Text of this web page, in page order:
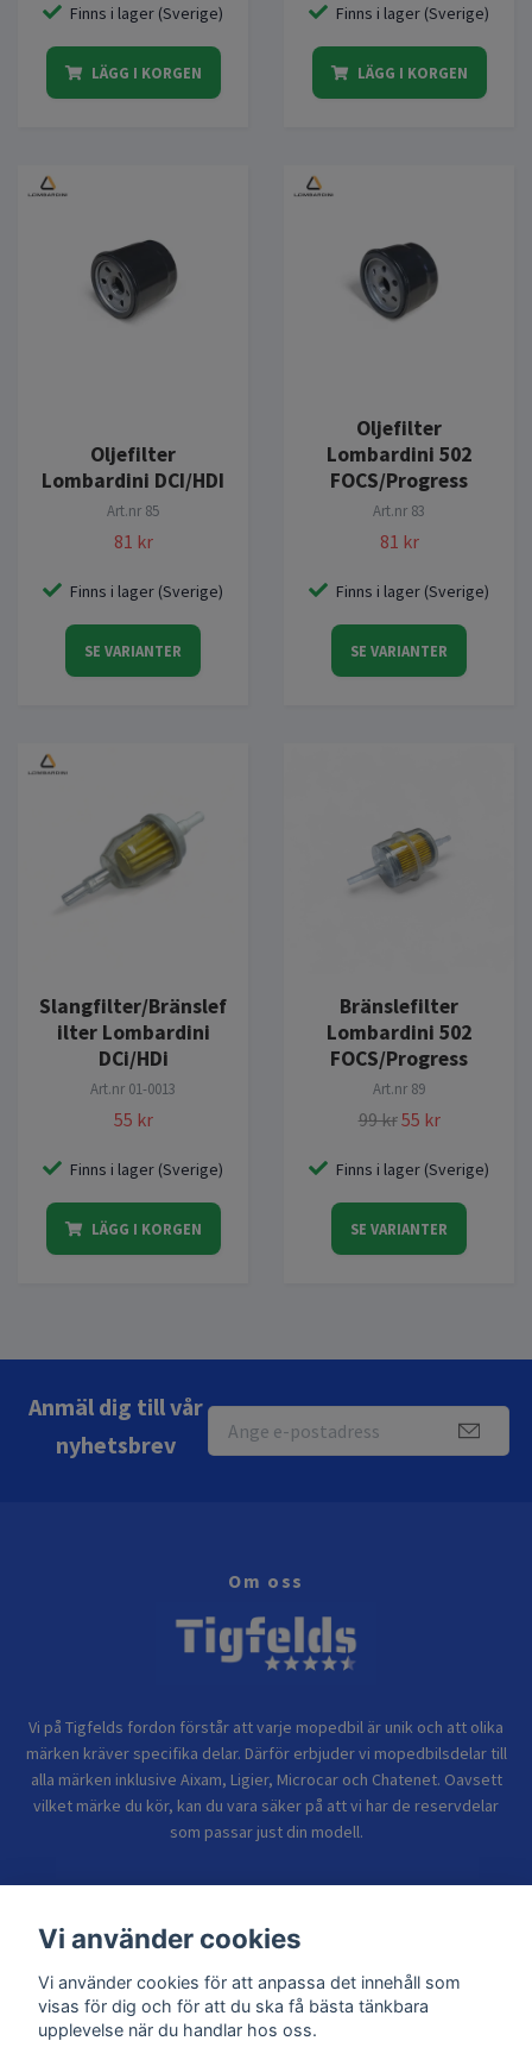
Finns i lager (Sverige)
LÄGG I KORGEN
Finns i lager (Sverige)
LÄGG I KORGEN
Oljefilter
Lombardini DCI/HDI
Art.nr 85
81 kr
Finns i lager (Sverige)
SE VARIANTER
Oljefilter
Lombardini 502
FOCS/Progress
Art.nr 83
81 kr
Finns i lager (Sverige)
SE VARIANTER
Slangfilter/Bränslef
ilter Lombardini
DCi/HDi
Art.nr 01-0013
55 kr
Finns i lager (Sverige)
LÄGG I KORGEN
Bränslefilter
Lombardini 502
FOCS/Progress
Art.nr 89
99 kr55 kr
Finns i lager (Sverige)
SE VARIANTER
Anmäl dig till vår
nyhetsbrev
Om oss
Vi på Tigfelds fordon förstår att varje mopedbil är unik och att olika
märken kräver specifika delar. Därför erbjuder vi mopedbilsdelar till
alla märken inklusive Aixam, Ligier, Microcar och Chatenet. Oavsett
vilket märke du kör, kan du vara säker på att vi har de reservdelar
som passar just din modell.
Sidor
Vi använder cookies
Vi använder cookies för att anpassa det innehåll som
visas för dig och för att du ska få bästa tänkbara
upplevelse när du handlar hos oss.